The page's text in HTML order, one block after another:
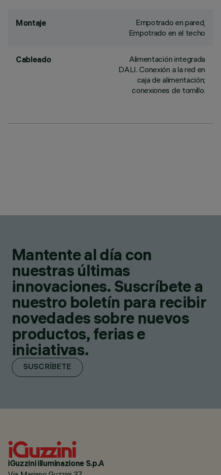
Montaje
Empotrado en pared,
Empotrado en el techo
Cableado
Alimentación integrada
DALI. Conexión a la red en
caja de alimentación;
conexiones de tornillo.
Mantente al día con
nuestras últimas
innovaciones. Suscríbete a
nuestro boletín para recibir
novedades sobre nuevos
productos, ferias e
iniciativas.
SUSCRÍBETE
iGuzzini illuminazione S.p.A